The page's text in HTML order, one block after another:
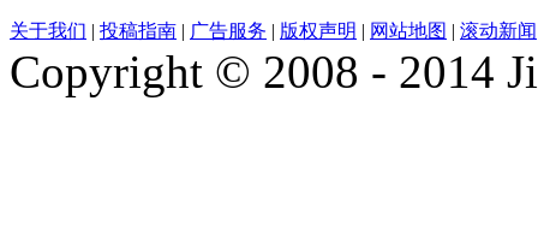
关于我们 | 投稿指南 | 广告服务 | 版权声明 | 网站地图 | 滚动新闻
Copyright © 2008 - 2014